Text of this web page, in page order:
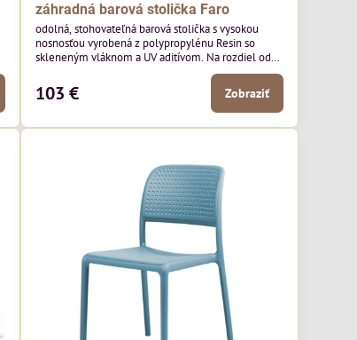
záhradná barová stolička Faro
odolná, stohovateľná barová stolička s vysokou
nosnosťou vyrobená z polypropylénu Resin so
skleneným vláknom a UV aditívom. Na rozdiel od
modelu Lido má model Faro plné operadlo a
sedák.
103 € Zobraziť